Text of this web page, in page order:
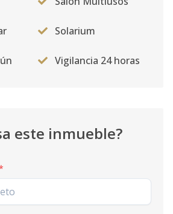
Solarium
Vigilancia 24 horas
este inmueble?